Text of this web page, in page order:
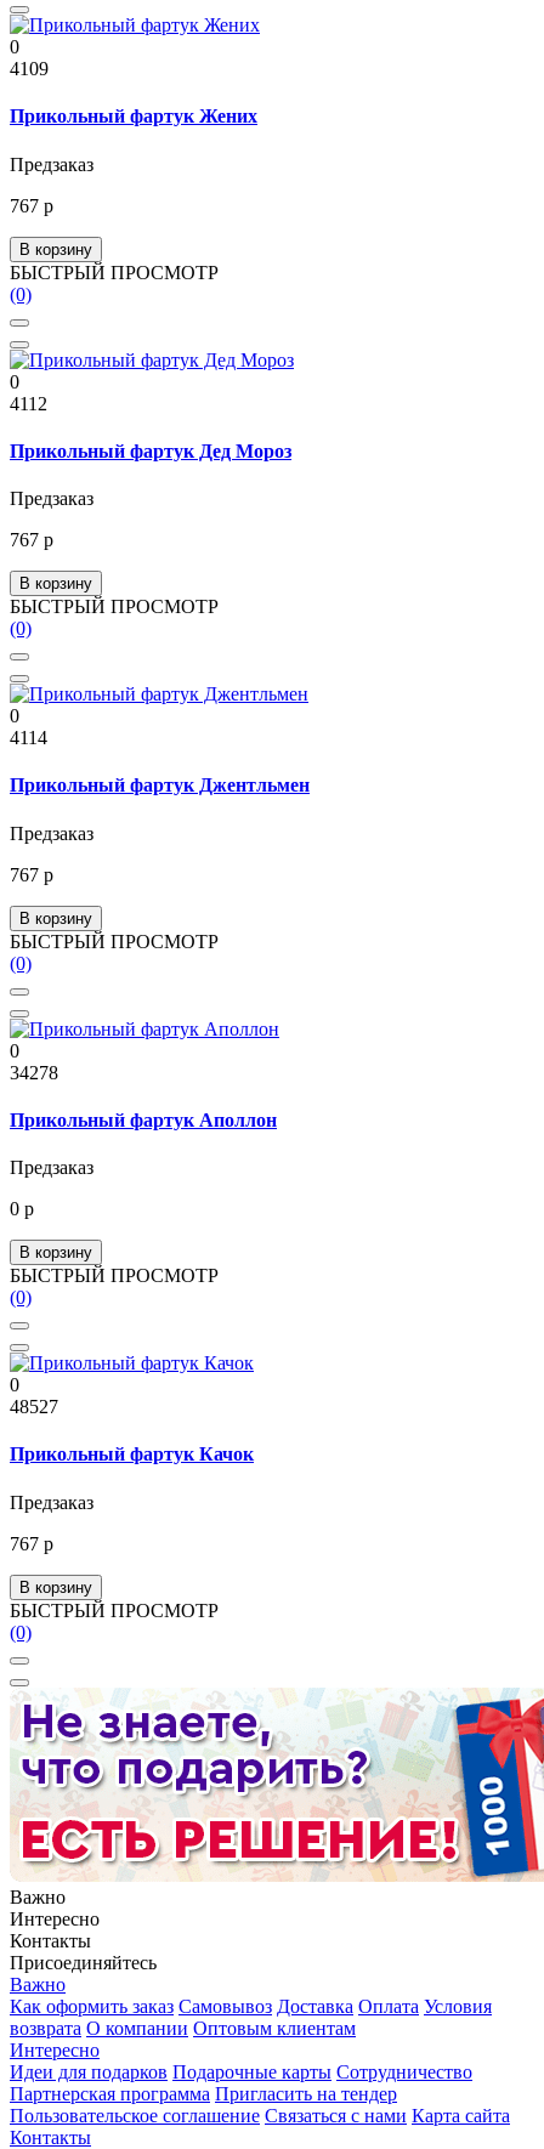
0
4109
Прикольный фартук Жених
Предзаказ
767 р
В корзину
БЫСТРЫЙ ПРОСМОТР
(0)
0
4112
Прикольный фартук Дед Мороз
Предзаказ
767 р
В корзину
БЫСТРЫЙ ПРОСМОТР
(0)
0
4114
Прикольный фартук Джентльмен
Предзаказ
767 р
В корзину
БЫСТРЫЙ ПРОСМОТР
(0)
0
34278
Прикольный фартук Аполлон
Предзаказ
0 р
В корзину
БЫСТРЫЙ ПРОСМОТР
(0)
0
48527
Прикольный фартук Качок
Предзаказ
767 р
В корзину
БЫСТРЫЙ ПРОСМОТР
(0)
Важно
Интересно
Контакты
Присоединяйтесь
Важно
Как оформить заказ Самовывоз Доставка Оплата Условия
возврата О компании Оптовым клиентам
Интересно
Идеи для подарков Подарочные карты Сотрудничество
Партнерская программа Пригласить на тендер
Пользовательское соглашение Связаться с нами Карта сайта
Контакты